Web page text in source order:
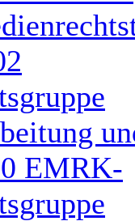
EMRK-